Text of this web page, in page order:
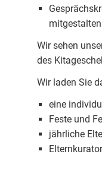
Wir sehen
des
Wir laden Sie
eine
Feste und
jährliche